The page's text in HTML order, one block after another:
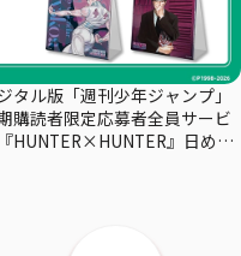
タル版「週刊少年ジャンプ」
購読者限定応募者全員サービ
HUNTER×HUNTER』日めく